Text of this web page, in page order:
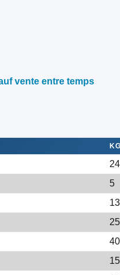
vente entre temps
KG
24
5
13
25
40